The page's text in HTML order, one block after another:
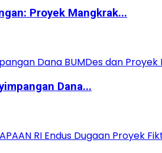
Proyek Mangkrak...
Dana...